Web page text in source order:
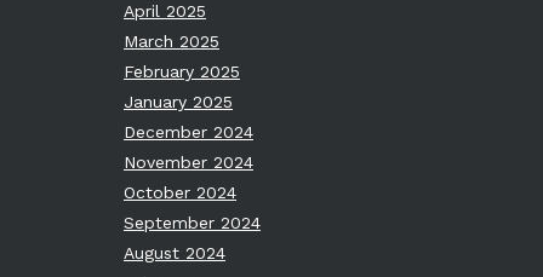
April 2025
March 2025
February 2025
January 2025
December 2024
November 2024
October 2024
September 2024
August 2024